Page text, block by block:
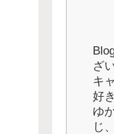
ざ
キ
好
ゆ
じ